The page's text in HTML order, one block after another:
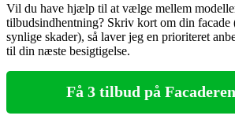
Vil du have hjælp til at vælge mellem
tilbudsindhentning? Skriv kort om din facade
synlige skader), så laver jeg en prioriteret
til din næste besigtigelse.
Få 3 tilbud på